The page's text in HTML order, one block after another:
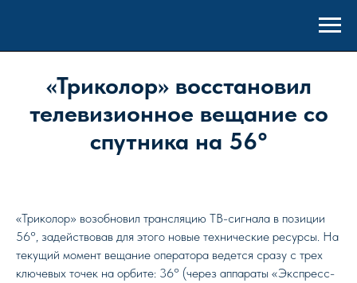
«Триколор» восстановил
телевизионное вещание со
спутника на 56°
«Триколор» возобновил трансляцию ТВ-сигнала в позиции
56°, задействовав для этого новые технические ресурсы. На
текущий момент вещание оператора ведется сразу с трех
ключевых точек на орбите: 36° (через аппараты «Экспресс-